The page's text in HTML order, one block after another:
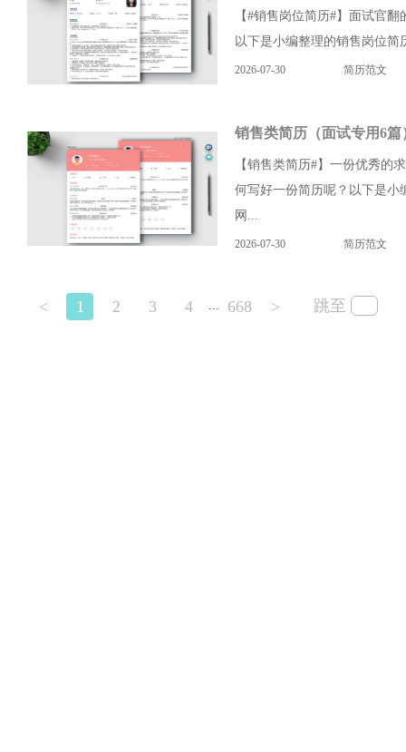
【#销售岗位简历#】面试官
以下是小编整理的销售岗位
2026-07-30 简历范文
销售类简历（面试专用6篇
【销售类简历#】一份优秀的
何写好一份简历呢？以下是小
网...
2026-07-30 简历范文
< 1 2 3 4 ... 668 > 跳至